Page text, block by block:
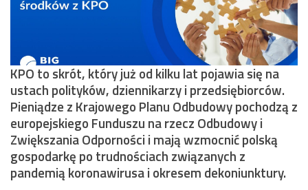
KPO to skrót, który już od kilku lat pojawia się na
ustach polityków, dziennikarzy i przedsiębiorców.
Pieniądze z Krajowego Planu Odbudowy pochodzą z
europejskiego Funduszu na rzecz Odbudowy i
Zwiększania Odporności i mają wzmocnić polską
gospodarkę po trudnościach związanych z
pandemią koronawirusa i okresem dekoniunktury.